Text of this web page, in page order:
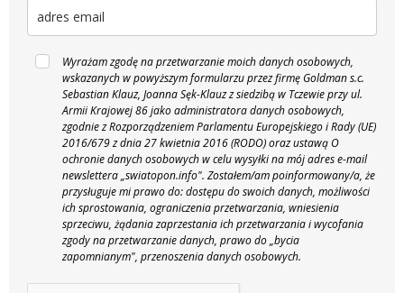
Wyrażam zgodę na przetwarzanie moich danych osobowych,
wskazanych w powyższym formularzu przez firmę Goldman s.c.
Sebastian Klauz, Joanna Sęk-Klauz z siedzibą w Tczewie przy ul.
Armii Krajowej 86 jako administratora danych osobowych,
zgodnie z Rozporządzeniem Parlamentu Europejskiego i Rady (UE)
2016/679 z dnia 27 kwietnia 2016 (RODO) oraz ustawą O
ochronie danych osobowych w celu wysyłki na mój adres e-mail
newslettera „swiatopon.info". Zostałem/am poinformowany/a, że
przysługuje mi prawo do: dostępu do swoich danych, możliwości
ich sprostowania, ograniczenia przetwarzania, wniesienia
sprzeciwu, żądania zaprzestania ich przetwarzania i wycofania
zgody na przetwarzanie danych, prawo do „bycia
zapomnianym", przenoszenia danych osobowych.